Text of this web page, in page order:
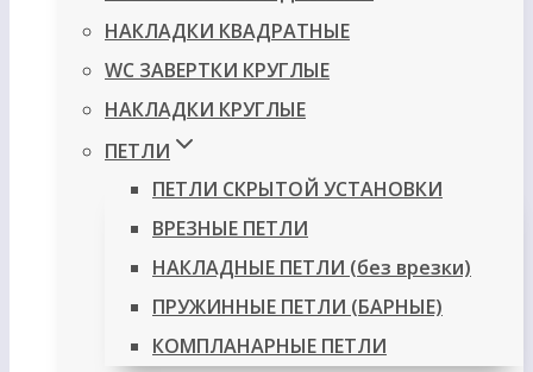
НАКЛАДКИ КВАДРАТНЫЕ
WC ЗАВЕРТКИ КРУГЛЫЕ
НАКЛАДКИ КРУГЛЫЕ
ПЕТЛИ
ПЕТЛИ СКРЫТОЙ УСТАНОВКИ
ВРЕЗНЫЕ ПЕТЛИ
НАКЛАДНЫЕ ПЕТЛИ (без врезки)
ПРУЖИННЫЕ ПЕТЛИ (БАРНЫЕ)
КОМПЛАНАРНЫЕ ПЕТЛИ